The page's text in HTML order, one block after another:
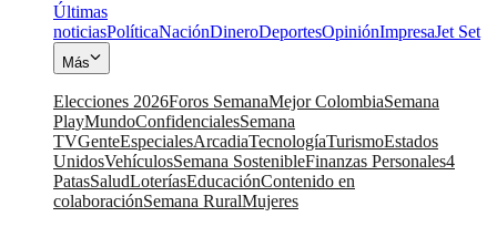
Últimas
noticiasPolíticaNaciónDineroDeportesOpiniónImpresaJet Set
Más
Elecciones 2026Foros SemanaMejor ColombiaSemana
PlayMundoConfidencialesSemana
TVGenteEspecialesArcadiaTecnologíaTurismoEstados
UnidosVehículosSemana SostenibleFinanzas Personales4
PatasSaludLoteríasEducaciónContenido en
colaboraciónSemana RuralMujeres